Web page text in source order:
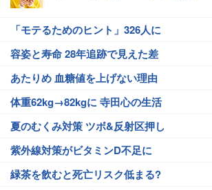
「モテるためのヒント」326人に
容姿と寿命 28年追跡で見えた差
あたりめ 血糖値を上げない理由
体重62kg→82kgに 寺田心の生活
夏のむくみ対策 ツボ&反射区押し
紫外線対策がビタミンD不足に
緑茶を飲むと死亡リスク低まる?